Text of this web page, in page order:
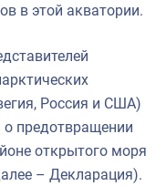
в этой акватории.
Россия и США)
о предотвращении
открытого моря
– Декларация).